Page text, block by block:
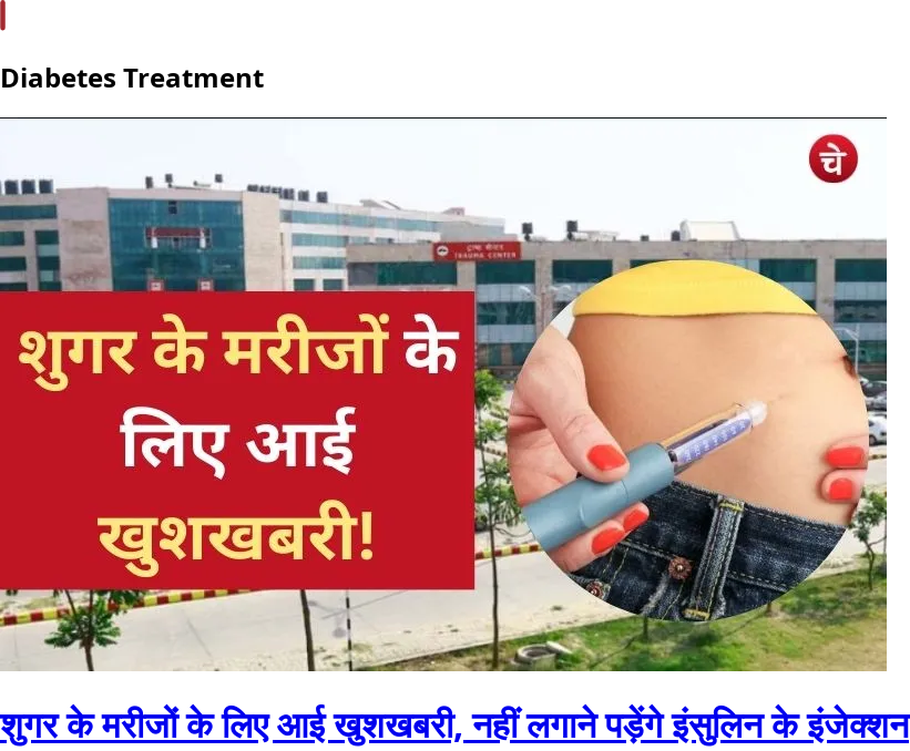
Diabetes Treatment
शुगर के मरीजों के लिए आई खुशखबरी, नहीं लगाने पड़ेंगे इंसुलिन के इंजेक्शन